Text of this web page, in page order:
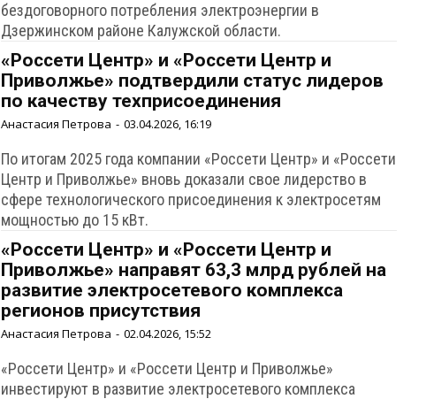
бездоговорного потребления электроэнергии в
Дзержинском районе Калужской области.
«Россети Центр» и «Россети Центр и
Приволжье» подтвердили статус лидеров
по качеству техприсоединения
Анастасия Петрова - 03.04.2026, 16:19
По итогам 2025 года компании «Россети Центр» и «Россети
Центр и Приволжье» вновь доказали свое лидерство в
сфере технологического присоединения к электросетям
мощностью до 15 кВт.
«Россети Центр» и «Россети Центр и
Приволжье» направят 63,3 млрд рублей на
развитие электросетевого комплекса
регионов присутствия
Анастасия Петрова - 02.04.2026, 15:52
«Россети Центр» и «Россети Центр и Приволжье»
инвестируют в развитие электросетевого комплекса